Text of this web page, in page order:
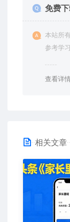
免费
本站所
参考学
查看详
相关文章